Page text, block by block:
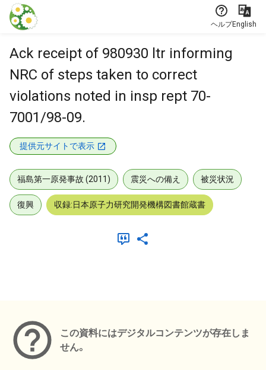
本文に飛ぶ
ヘルプEnglish
Ack receipt of 980930 ltr informing
NRC of steps taken to correct
violations noted in insp rept 70-
7001/98-09.
提供元サイトで表示
福島第一原発事故 (2011) 震災への備え 被災状況
復興 収録:日本原子力研究開発機構図書館蔵書
この資料にはデジタルコンテンツが存在しま
せん。